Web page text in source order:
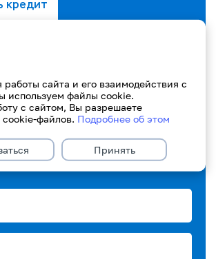
кредит
расчет. Не
офертой.
консультацию
расчёт суммы
сайта и его взаимодействия с
используем файлы cookie.
с сайтом, Вы разрешаете
cookie-файлов. Подробнее об этом
Принять